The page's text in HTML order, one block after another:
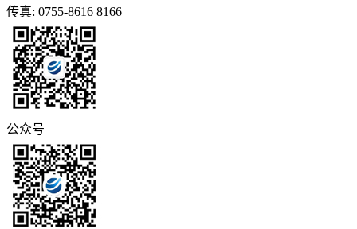
传真: 0755-8616 8166
公众号